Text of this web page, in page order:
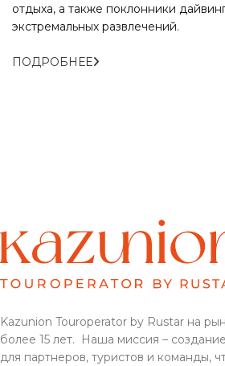
отдыха, а также поклонники
экстремальных развлечений.
ПОДРОБНЕЕ
Kazunion Touroperator by Rustar на
более 15 лет. Наша миссия –
для партнеров, туристов и команды,